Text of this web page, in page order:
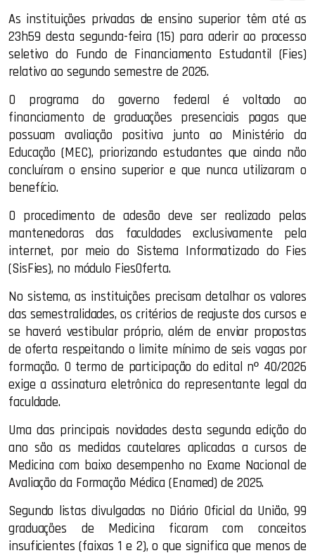
As instituições privadas de ensino superior têm até as
23h59 desta segunda-feira (15) para aderir ao processo
seletivo do Fundo de Financiamento Estudantil (Fies)
relativo ao segundo semestre de 2026.
O programa do governo federal é voltado ao
financiamento de graduações presenciais pagas que
possuam avaliação positiva junto ao Ministério da
Educação (MEC), priorizando estudantes que ainda não
concluíram o ensino superior e que nunca utilizaram o
benefício.
O procedimento de adesão deve ser realizado pelas
mantenedoras das faculdades exclusivamente pela
internet, por meio do Sistema Informatizado do Fies
(SisFies), no módulo FiesOferta.
No sistema, as instituições precisam detalhar os valores
das semestralidades, os critérios de reajuste dos cursos e
se haverá vestibular próprio, além de enviar propostas
de oferta respeitando o limite mínimo de seis vagas por
formação. O termo de participação do edital nº 40/2026
exige a assinatura eletrônica do representante legal da
faculdade.
Uma das principais novidades desta segunda edição do
ano são as medidas cautelares aplicadas a cursos de
Medicina com baixo desempenho no Exame Nacional de
Avaliação da Formação Médica (Enamed) de 2025.
Segundo listas divulgadas no Diário Oficial da União, 99
graduações de Medicina ficaram com conceitos
insuficientes (faixas 1 e 2), o que significa que menos de